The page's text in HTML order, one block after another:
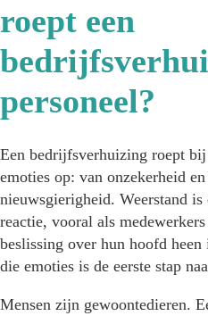
roept een
personeel?
Een bedrijfsverhuizing roept
emoties op: van onzekerheid
nieuwsgierigheid. Weerstand is
reactie, vooral als
beslissing over hun hoofd
die emoties is de eerste stap
Mensen zijn gewoontedieren.